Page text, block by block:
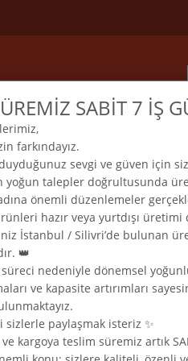
ELMAS MOZAİK
KLASİK MODERN
>DANS&SANAT
(Artan) Fiyata Göre (Azalan)
SABİT 7 İŞ
farkındayız.
sevgi ve güven için
yoğun talepler doğrultusunda
önemli düzenlemeler
hazır veya yurtdışı üretimi
İstanbul / Silivri’de bulunan
👑
nedeniyle dönemsel
ve kapasite artırımları
sizlerle paylaşmak isteriz ✨
ve kargoya teslim süremiz artık